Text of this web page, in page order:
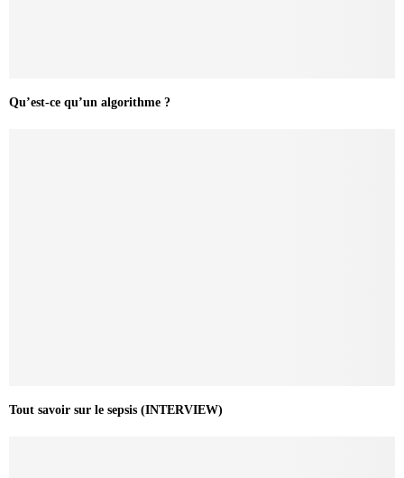
Qu’est-ce qu’un algorithme ?
Tout savoir sur le sepsis (INTERVIEW)